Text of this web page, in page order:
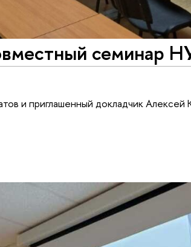
семинар
и приглашенный докладчик Алексей